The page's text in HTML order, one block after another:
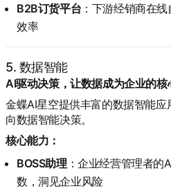
B2B订货平台 ：下游经销商在
效率
5. 数据智能
AI驱动决策，让数据成为企业的核
金蝶AI星空提供丰富的数据智能
向数据智能决策。
核心能力：
BOSS助理 ：企业经营管理者
数，洞见企业风险